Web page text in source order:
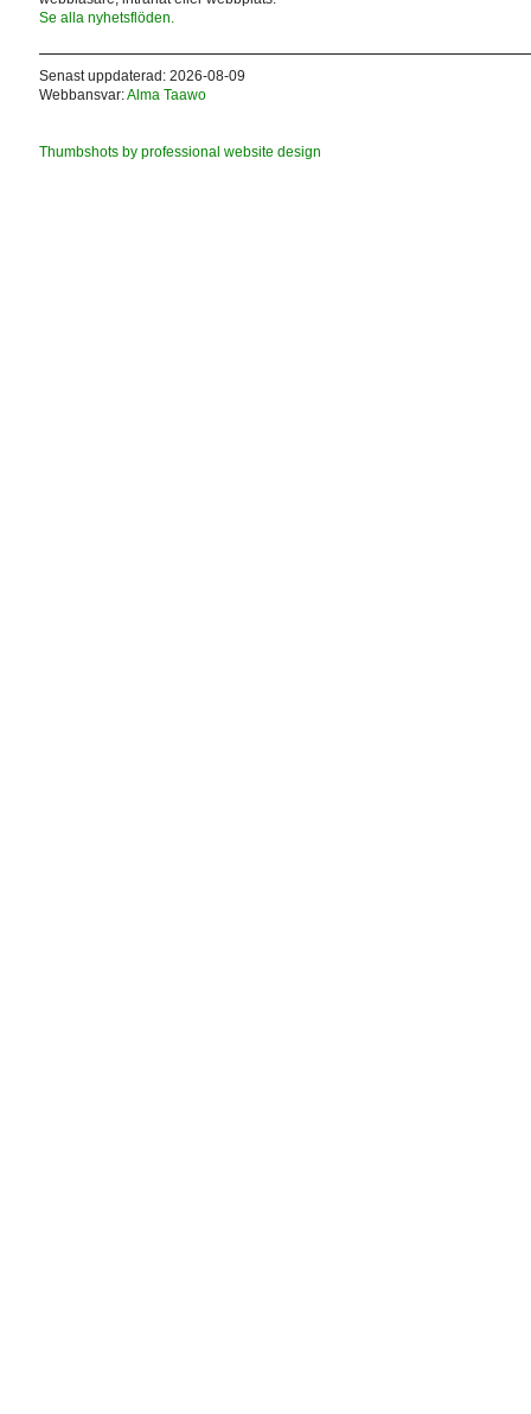
Se alla nyhetsflöden.
Senast uppdaterad: 2026-08-09
Webbansvar:Alma Taawo
Thumbshots by professional website design